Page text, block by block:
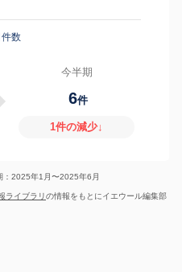
数
今半期
6件
1件の減少↓
2025年1月〜2025年6月
ライブラリの情報をもとにイエウール編集部